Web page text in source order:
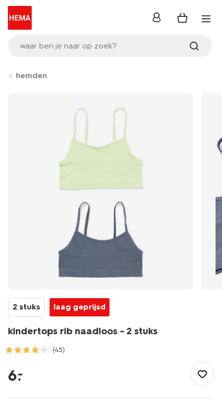
waar ben je naar op zoek?
inloggen
hemden
2 stuks laag geprijsd
kindertops rib naadloos - 2 stuks
(45)
ondergoed/hemden/kindertops-
rib-
-
6.
–